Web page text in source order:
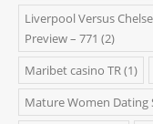
Liverpool Versus
Preview – 771 (2)
Maribet casino TR (1)
Mature Women Dating